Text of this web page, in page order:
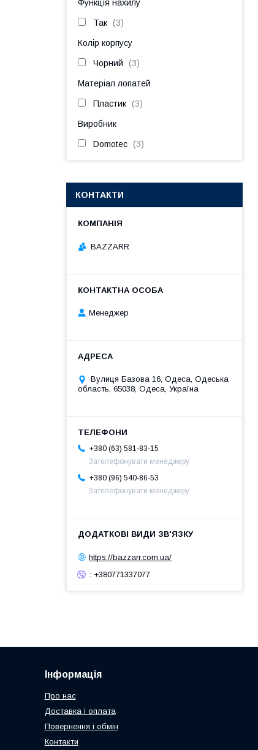
Функція нахилу
Так 3
Колір корпусу
Чорний 3
Матеріал лопатей
Пластик 3
Виробник
Domotec 3
КОНТАКТИ
BAZZARR
Менеджер
Вулиця Базова 16, Одеса, Одеська
область, 65038, Одеса, Україна
+380 (63) 581-83-15
Зателефонувати менеджеру
+380 (96) 540-86-53
Зателефонувати менеджеру
https://bazzarr.com.ua/
: +380771337077
Інформація
Про нас
Доставка і оплата
Повернення і обмін
Контакти